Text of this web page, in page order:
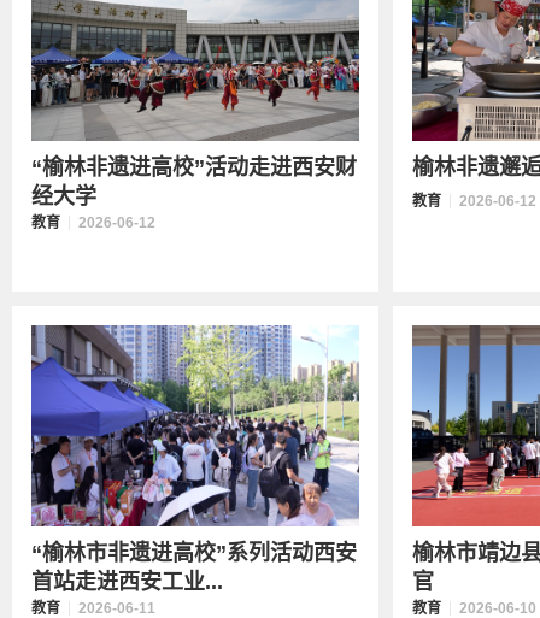
“榆林非遗进高校”活动走进西安财
经大学
教育 2026-06-12
榆林非遗邂
教育 2026-06-12
“榆林市非遗进高校”系列活动西安
首站走进西安工业...
教育 2026-06-11
榆林市靖边
官
教育 2026-06-10